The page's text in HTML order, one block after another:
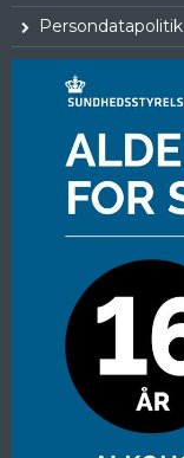
Persondatapolitik